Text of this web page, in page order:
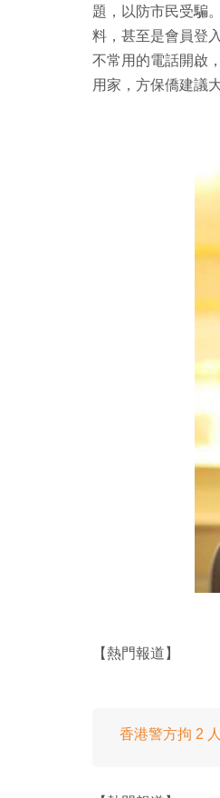
題，以防市民受騙
料，甚至是會員登
不常用的電話開啟
用家，方保僑建議
【熱門報道】
香港警方拘 2